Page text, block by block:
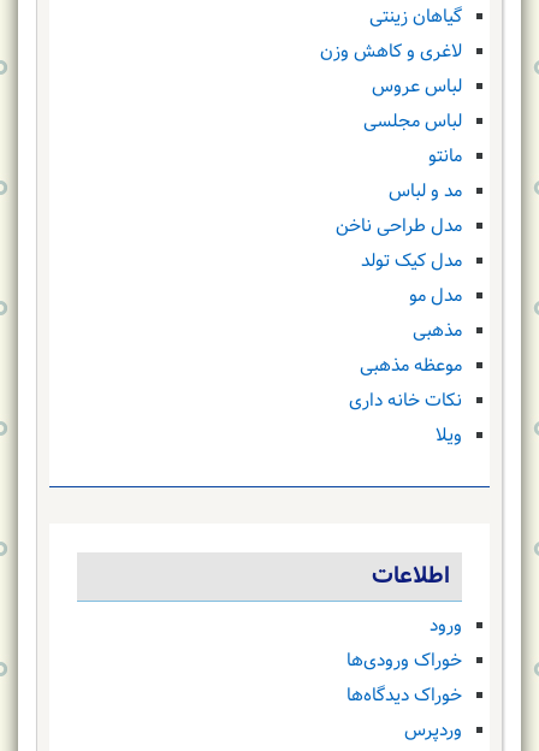
گیاهان زینتی
لاغری و کاهش وزن
لباس عروس
لباس مجلسی
مانتو
مد و لباس
مدل طراحی ناخن
مدل کیک تولد
مدل مو
مذهبی
موعظه مذهبی
نکات خانه داری
ویلا
اطلاعات
ورود
خوراک ورودی‌ها
خوراک دیدگاه‌ها
وردپرس